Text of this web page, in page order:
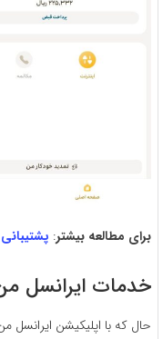
برای مطالعه بیشتر:
خدمات ایرانسل
حال که با اپلیکیشن ایرانسل